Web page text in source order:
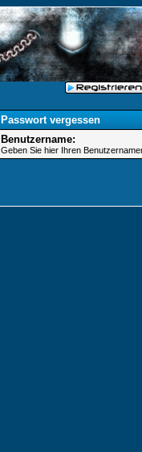
Passwort vergessen
Benutzername:
Geben Sie hier Ihren